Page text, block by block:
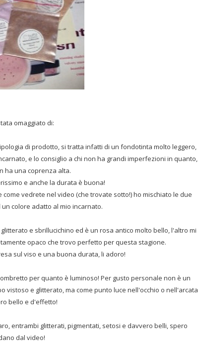
omaggiato di:
di prodotto, si tratta infatti di un fondotinta molto leggero,
e lo consiglio a chi non ha grandi imperfezioni in quanto,
ha una coprenza alta.
e anche la durata è buona!
vedrete nel video (che trovate sotto!) ho mischiato le due
colore adatto al mio incarnato.
e sbrillucichino ed è un rosa antico molto bello, l'altro mi
opaco che trovo perfetto per questa stagione.
sul viso e una buona durata, li adoro!
per quanto è luminoso! Per gusto personale non è un
vistoso e glitterato, ma come punto luce nell'occhio o nell'arcata
bello e d'effetto!
entrambi glitterati, pigmentati, setosi e davvero belli, spero
dal video!